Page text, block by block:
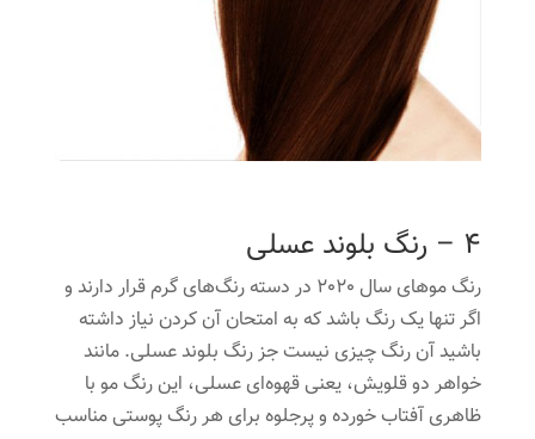
4 – رنگ بلوند عسلی
رنگ موهای سال 2020 در دسته رنگ‌های گرم قرار دارند و
اگر تنها یک رنگ باشد که به امتحان آن کردن نیاز داشته
باشید آن رنگ چیزی نیست جز رنگ بلوند عسلی. مانند
خواهر دو قلویش، یعنی قهوه‌ای عسلی، این رنگ مو با
ظاهری آفتاب خورده و پرجلوه برای هر رنگ پوستی مناسب